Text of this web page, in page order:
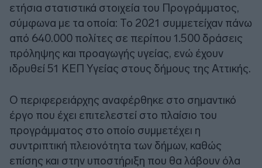
ετήσια στατιστικά στοιχεία του Προγράμματος,
σύμφωνα με τα οποία: Το 2021 συμμετείχαν πάνω
από 640.000 πολίτες σε περίπου 1.500 δράσεις
πρόληψης και προαγωγής υγείας, ενώ έχουν
ιδρυθεί 51 ΚΕΠ Υγείας στους δήμους της Αττικής.
Ο περιφερειάρχης αναφέρθηκε στο σημαντικό
έργο που έχει επιτελεστεί στο πλαίσιο του
προγράμματος στο οποίο συμμετέχει η
συντριπτική πλειονότητα των δήμων, καθώς
επίσης και στην υποστήριξη που θα λάβουν όλα